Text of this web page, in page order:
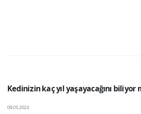
Kedinizin kaç yıl yaşayacağını biliyor
09.05.2024